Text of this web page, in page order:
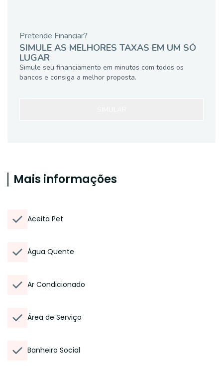
Pretende Financiar?
SIMULE AS MELHORES TAXAS EM UM SÓ
LUGAR
Simule seu financiamento em minutos com todos os
bancos e consiga a melhor proposta.
Mais informações
Aceita Pet
Água Quente
Ar Condicionado
Área de Serviço
Banheiro Social